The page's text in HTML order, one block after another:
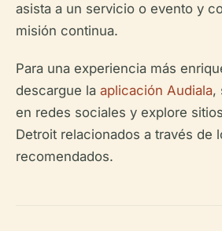
asista a un servicio o evento y
misión continua.
Para una experiencia más
descargue la aplicación Audiala,
en redes sociales y explore
Detroit relacionados a través de
recomendados.